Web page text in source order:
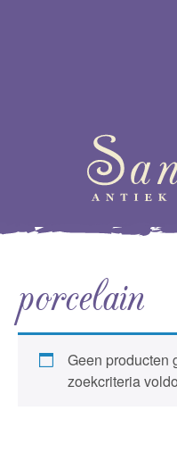
porcelain
Geen producten
zoekcriteria